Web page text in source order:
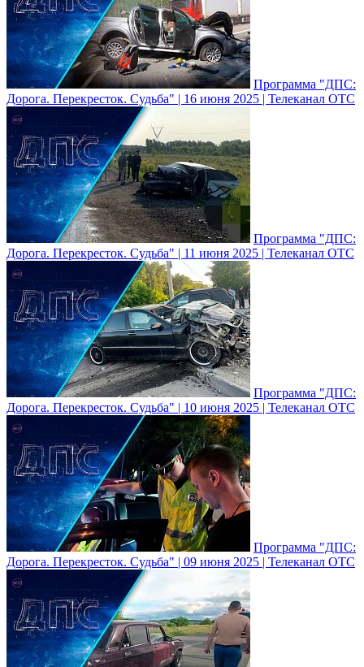
Программа "ДПС:
Дорога. Перекресток. Судьба" | 16 июня 2025 | Телеканал ОТС
Программа "ДПС:
Дорога. Перекресток. Судьба" | 11 июня 2025 | Телеканал ОТС
Программа "ДПС:
Дорога. Перекресток. Судьба" | 10 июня 2025 | Телеканал ОТС
Программа "ДПС:
Дорога. Перекресток. Судьба" | 09 июня 2025 | Телеканал ОТС